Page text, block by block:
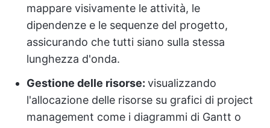
mappare visivamente le attività, le
dipendenze e le sequenze del progetto,
assicurando che tutti siano sulla stessa
lunghezza d'onda.
Gestione delle risorse: visualizzando
l'allocazione delle risorse su grafici di project
management come i diagrammi di Gantt o